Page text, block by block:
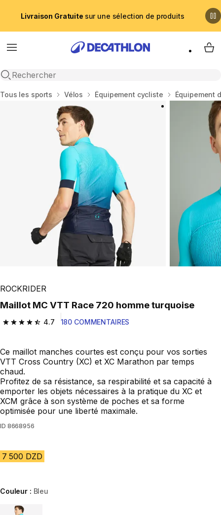
Livraison Gratuite sur une sélection de produits
Menu
Recherche ouverte
My
Accueil
Tous les sports Vélos Équipement cycliste Équipement
ROCKRIDER
Maillot MC VTT Race 720 homme turquoise
4.7
4.7 out of 5 stars from 180 reviews
180 COMMENTAIRES
Ce maillot manches courtes est conçu pour vos sorties
VTT Cross Country (XC) et XC Marathon par temps
chaud.
Profitez de sa résistance, sa respirabilité et sa capacité à
emporter les objets nécessaires à la pratique du XC et
XCM grâce à son système de poches et sa forme
optimisée pour une liberté maximale.
ID 8668956
7 500 DZD
Couleur : Bleu
Choose a variant